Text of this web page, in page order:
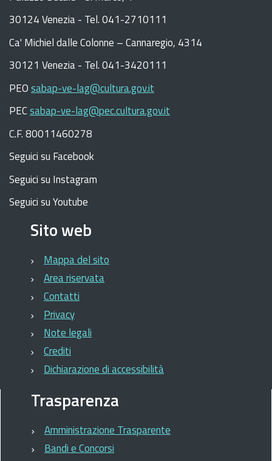
30124 Venezia - Tel. 041-2710111
Ca' Michiel dalle Colonne – Cannaregio, 4314
30121 Venezia - Tel. 041-3420111
PEOsabap-ve-lag@cultura.gov.it
PECsabap-ve-lag@pec.cultura.gov.it
C.F. 80011460278
Seguici su Facebook
Seguici su Instagram
Seguici su Youtube
Sito web
Mappa del sito
Area riservata
Contatti
Privacy
Note legali
Crediti
Dichiarazione di accessibilità
Trasparenza
Amministrazione Trasparente
Bandi e Concorsi